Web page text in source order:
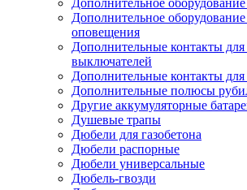
Дополнительное
оповещения
Дополнительные контакты для
выключателей
Дополнительные контакты
Дополнительные полюсы
Другие аккумуляторные
Душевые трапы
Дюбели для газобетона
Дюбели распорные
Дюбели универсальные
Дюбель-гвозди